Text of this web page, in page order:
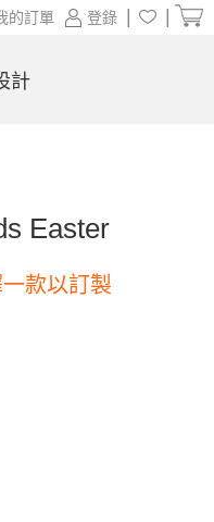
Easter
款以訂製
登錄
的訂單
計